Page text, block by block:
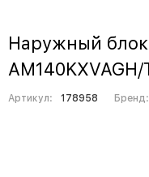
Наружный блок
AM140KXVAGH/
Артикул: 178958 Бренд: